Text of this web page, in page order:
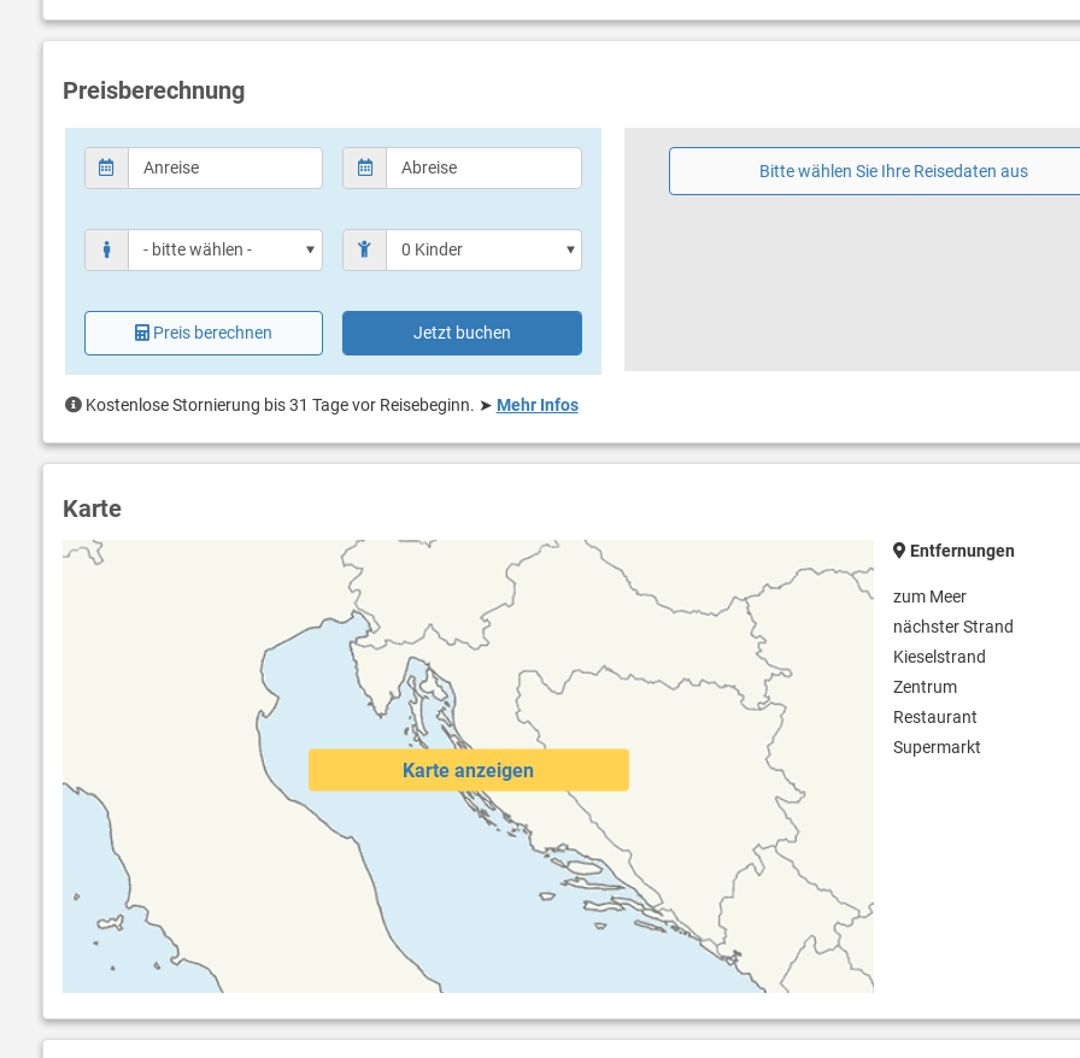
Preisberechnung
Preis berechnen Jetzt buchen
Kostenlose Stornierung bis 31 Tage vor Reisebeginn. ➤ Mehr Infos
Bitte wählen Sie Ihre Reisedaten aus
Karte
Karte anzeigen
Entfernungen
zum Meer
nächster Strand
Kieselstrand
Zentrum
Restaurant
Supermarkt